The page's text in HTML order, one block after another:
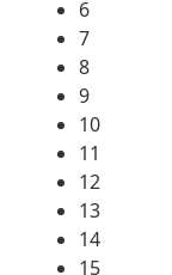
6
7
8
9
10
11
12
13
14
15